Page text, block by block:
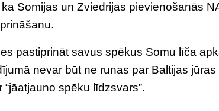
Somijas un Zviedrijas pievienošanās
pastiprināt savus spēkus Somu līča
nevar būt ne runas par Baltijas jūras
spēku līdzsvars”.